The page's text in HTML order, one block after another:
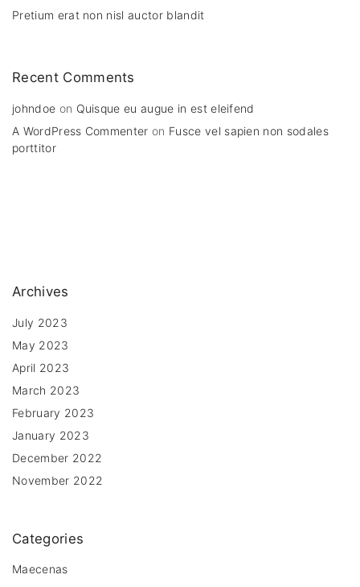
i
Pretium erat non nisl auctor blandit
Recent Comments
johndoe on Quisque eu augue in est eleifend
A WordPress Commenter on Fusce vel sapien non sodales
porttitor
Archives
July 2023
May 2023
April 2023
March 2023
February 2023
January 2023
December 2022
November 2022
Categories
Maecenas